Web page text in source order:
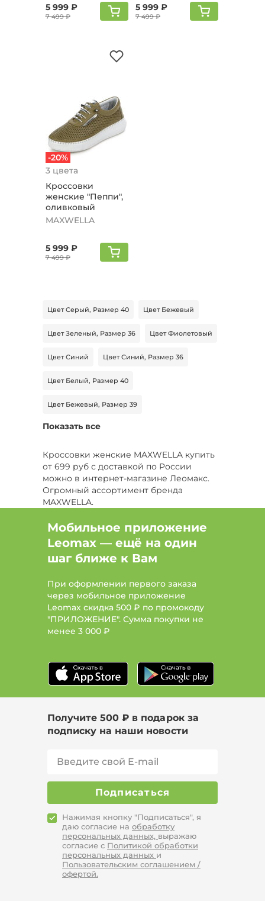
5 999 ₽
7 499 ₽
5 999 ₽
7 499 ₽
-20%
3 цвета
Кроссовки
женские "Пеппи",
оливковый
MAXWELLA
5 999 ₽
7 499 ₽
Цвет Серый, Размер 40 Цвет Бежевый
Цвет Зеленый, Размер 36 Цвет Фиолетовый
Цвет Синий Цвет Синий, Размер 36
Цвет Белый, Размер 40
Цвет Бежевый, Размер 39
Цвет Фиолетовый, Размер 38
Цвет Коричневый, Размер 41
Цвет Красный, Размер 42
Цвет Зеленый, Размер 41
Цвет Коричневый, Размер 42
Цвет Желтый, Размер 42 Бренд ABRICOT
Показать все
Кроссовки женские MAXWELLA купить
от 699 руб с доставкой по России
можно в интернет-магазине Леомакс.
Огромный ассортимент бренда
MAXWELLA.
Мобильное приложение
Leomax — ещё на один
шаг ближе к Вам
При оформлении первого заказа
через мобильное приложение
Leomax скидка 500 ₽ по промокоду
"ПРИЛОЖЕНИЕ". Сумма покупки не
менее 3 000 ₽
Получите 500 ₽ в подарок за
подписку на наши новости
Подписаться
Нажимая кнопку "Подписаться", я
даю согласие на обработку
персональных данных, выражаю
согласие с Политикой обработки
персональных данных и
Пользовательским соглашением /
офертой.